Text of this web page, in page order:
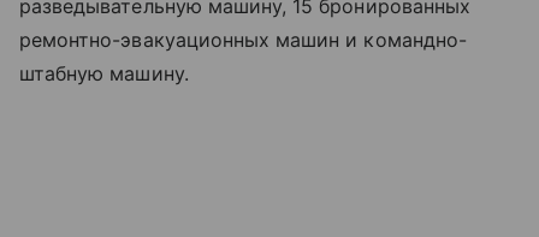
разведывательную машину, 15 бронированных
ремонтно-эвакуационных машин и командно-
штабную машину.